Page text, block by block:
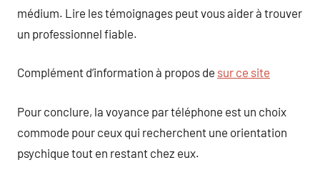
médium. Lire les témoignages peut vous aider à trouver
un professionnel fiable.
Complément d’information à propos de sur ce site
Pour conclure, la voyance par téléphone est un choix
commode pour ceux qui recherchent une orientation
psychique tout en restant chez eux.